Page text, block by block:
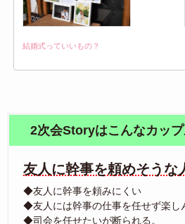
結婚式っていいもの？
2次会Storyはこんなカップ
友人に幹事を頼めそうな
◆友人に幹事を頼みにくい
◆友人には幹事の仕事を任せず楽し
◆司会を任せたいが断られる。